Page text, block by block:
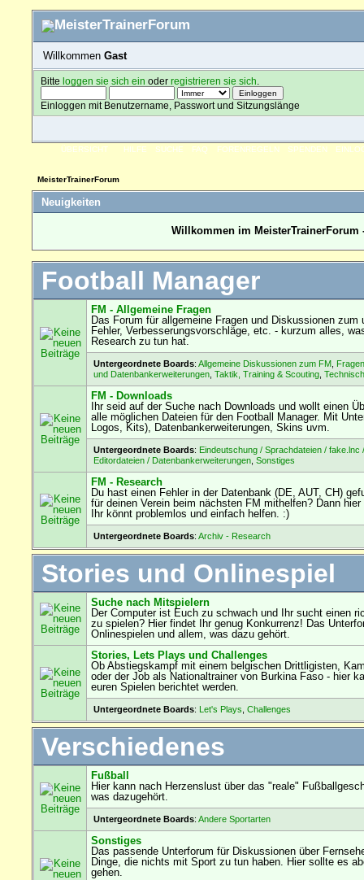
Willkommen Gast
Bitteloggen sie sich ein oderregistrieren sie sich
Einloggen mit Benutzername, Passwort und Sitzungslänge
ÜBERSICHT HILFE SUCHE FAQ FORENREGELN SPENDEN
MeisterTrainerForum
Neuigkeiten
Willkommen im
Football Manager
FM - Allgemeine Fragen
Das Forum für allgemeine Fragen und Diskussionen zum
Fehler, Verbesserungsvorschläge, etc. - kurzum alles,
Research zu tun hat.
Untergeordnete Boards: Allgemeine Diskussionen zum FM,
und Datenbankerweiterungen, Taktik, Training & Scouting,
FM - Downloads
Ihr seid auf der Suche nach Downloads und wollt einen
alle möglichen Dateien für den Football Manager. Mit
Logos, Kits), Datenbankerweiterungen, Skins uvm.
Untergeordnete Boards: Eindeutschung / Sprachdateien / fake.lnc
Editordateien / Datenbankerweiterungen, Sonstiges
FM - Research
Du hast einen Fehler in der Datenbank (DE, AUT, CH)
für deinen Verein beim nächsten FM mithelfen? Dann
Ihr könnt problemlos und einfach helfen. :)
Untergeordnete Boards: Archiv - Research
Stories und Onlinespiel
Suche nach Mitspielern
Der Computer ist Euch zu schwach und Ihr sucht einen
zu spielen? Hier findet Ihr genug Konkurrenz! Das
Onlinespielen und allem, was dazu gehört.
Stories, Lets Plays und Challenges
Ob Abstiegskampf mit einem belgischen Drittligisten,
oder der Job als Nationaltrainer von Burkina Faso - hier
euren Spielen berichtet werden.
Untergeordnete Boards: Let's Plays Challenges
Verschiedenes
Fußball
Hier kann nach Herzenslust über das "reale"
was dazugehört.
Untergeordnete Boards: Andere Sportarten
Sonstiges
Das passende Unterforum für Diskussionen über
Dinge, die nichts mit Sport zu tun haben. Hier sollte es
gehen.